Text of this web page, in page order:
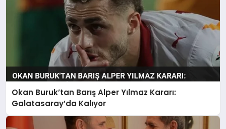
Okan Buruk’tan Barış Alper Yılmaz Kararı:
Galatasaray’da Kalıyor